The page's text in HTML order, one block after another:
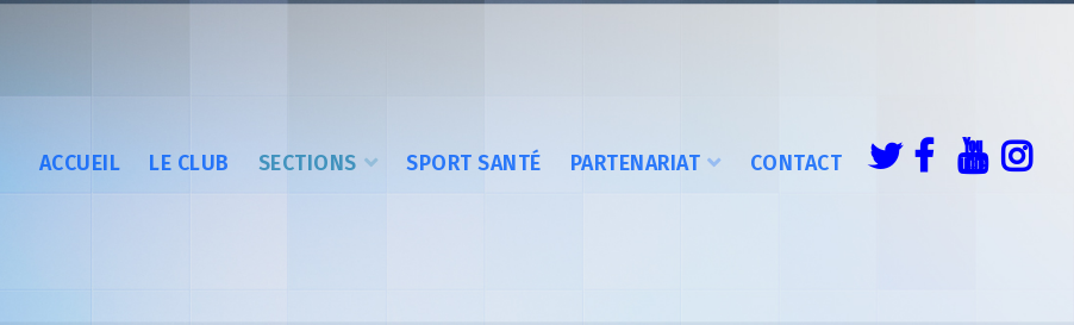
ACCUEIL LE CLUB SECTIONS SPORT SANTÉ PARTENARIAT CONTACT